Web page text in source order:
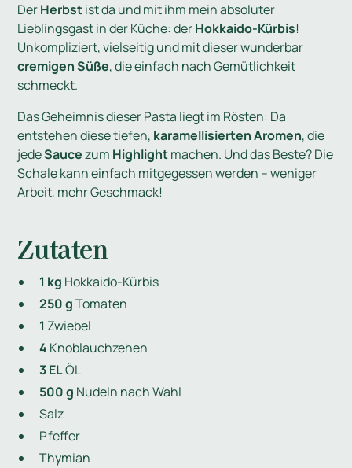
DerHerbstist da und mit ihm mein absoluter
Lieblingsgast in der Küche: derHokkaido-Kürbis!
Unkompliziert, vielseitig und mit dieser wunderbar
cremigen Süße, die einfach nach Gemütlichkeit
schmeckt.
Das Geheimnis dieser Pasta liegt im Rösten: Da
entstehen diese tiefen, karamellisierten Aromen, die
jedeSaucezum Highlightmachen. Und das Beste? Die
Schale kann einfach mitgegessen werden – weniger
Arbeit, mehr Geschmack!
Zutaten
1 kg Hokkaido-Kürbis
250 gTomaten
1 Zwiebel
4 Knoblauchzehen
3 ELÖL
500 g Nudeln nach Wahl
Salz
Pfeffer
Thymian